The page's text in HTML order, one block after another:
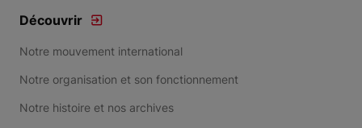
Découvrir
Notre mouvement international
Notre organisation et son fonctionnement
Notre histoire et nos archives